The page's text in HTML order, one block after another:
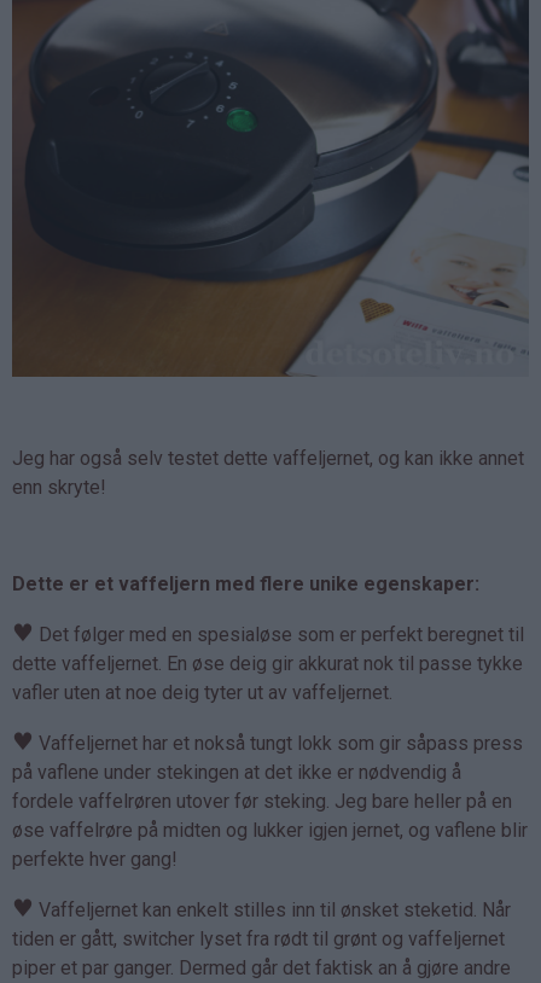
Jeg har også selv testet dette vaffeljernet, og kan ikke annet
enn skryte!
Dette er et vaffeljern med flere unike egenskaper:
♥ Det følger med en spesialøse som er perfekt beregnet til
dette vaffeljernet. En øse deig gir akkurat nok til passe tykke
vafler uten at noe deig tyter ut av vaffeljernet.
♥ Vaffeljernet har et nokså tungt lokk som gir såpass press
på vaflene under stekingen at det ikke er nødvendig å
fordele vaffelrøren utover før steking. Jeg bare heller på en
øse vaffelrøre på midten og lukker igjen jernet, og vaflene blir
perfekte hver gang!
♥ Vaffeljernet kan enkelt stilles inn til ønsket steketid. Når
tiden er gått, switcher lyset fra rødt til grønt og vaffeljernet
piper et par ganger. Dermed går det faktisk an å gjøre andre